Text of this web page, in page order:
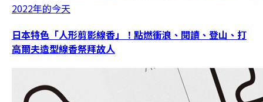
2022年的今天
日本特色「人形剪影線香」！點燃衝浪、閱讀、登山、打
高爾夫造型線香祭拜故人